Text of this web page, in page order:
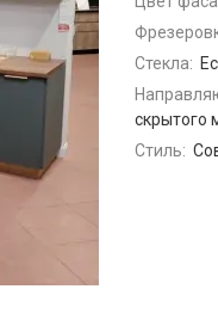
Стекла:
скрытого
Стиль: